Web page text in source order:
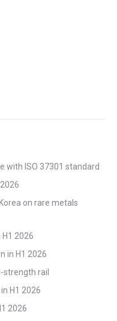
with ISO 37301 standard
on rare metals
H1 2026
in H1 2026
strength rail
H1 2026
2026